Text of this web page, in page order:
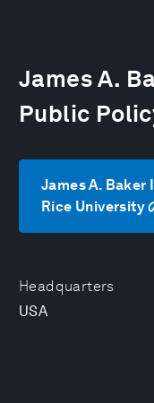
Headquarters
USA
James A.
Public
James A.
Rice University